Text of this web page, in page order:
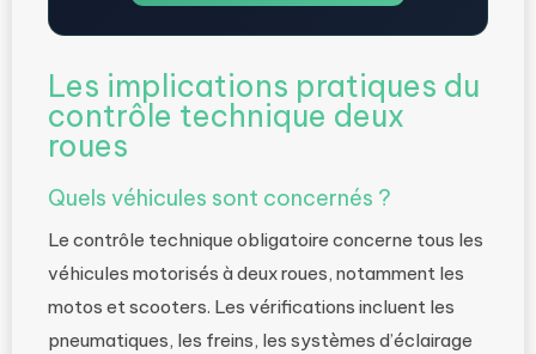
Les implications pratiques du
contrôle technique deux
roues
Quels véhicules sont concernés ?
Le contrôle technique obligatoire concerne tous les
véhicules motorisés à deux roues, notamment les
motos et scooters. Les vérifications incluent les
pneumatiques, les freins, les systèmes d’éclairage